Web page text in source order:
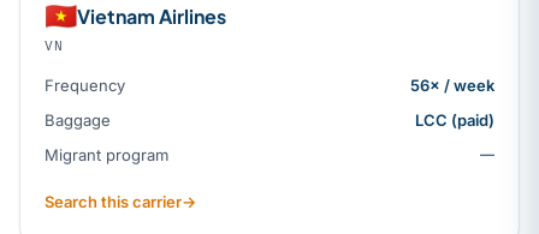
🇻🇳Vietnam Airlines
VN
Frequency
56× / week
Baggage
LCC (paid)
Migrant program
—
Search this carrier→